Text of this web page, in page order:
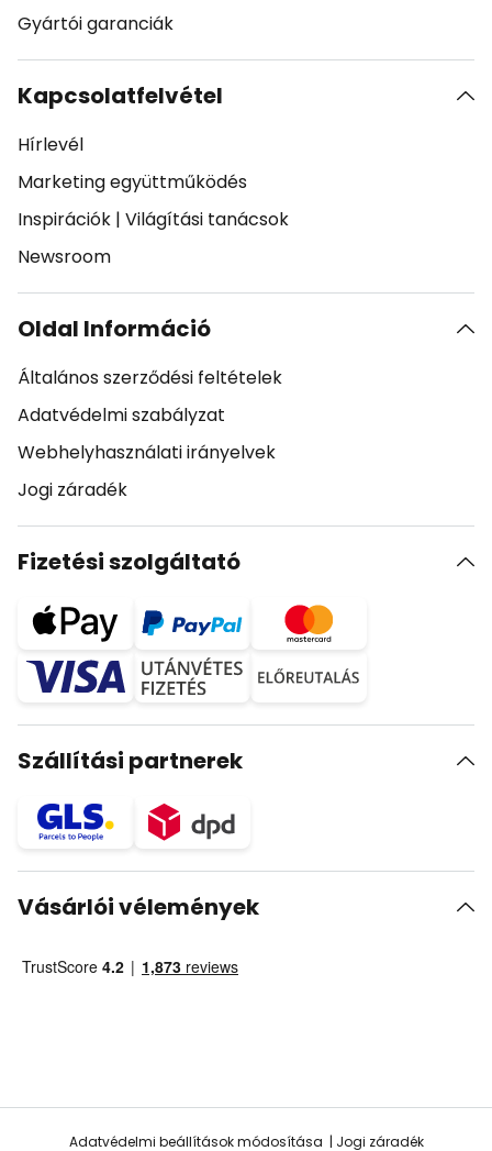
Gyártói garanciák
Kapcsolatfelvétel
Hírlevél
Marketing együttműködés
Inspirációk | Világítási tanácsok
Newsroom
Oldal Információ
Általános szerződési feltételek
Adatvédelmi szabályzat
Webhelyhasználati irányelvek
Jogi záradék
Fizetési szolgáltató
Szállítási partnerek
Vásárlói vélemények
Adatvédelmi beállítások módosítása Jogi záradék